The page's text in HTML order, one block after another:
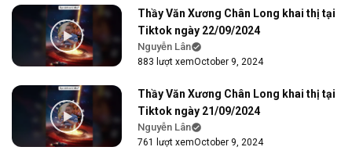
Thầy Văn Xương Chân Long khai thị tại
Tiktok ngày 22/09/2024
Nguyễn Lân
883 lượt xemOctober 9, 2024
Thầy Văn Xương Chân Long khai thị tại
Tiktok ngày 21/09/2024
Nguyễn Lân
761 lượt xemOctober 9, 2024